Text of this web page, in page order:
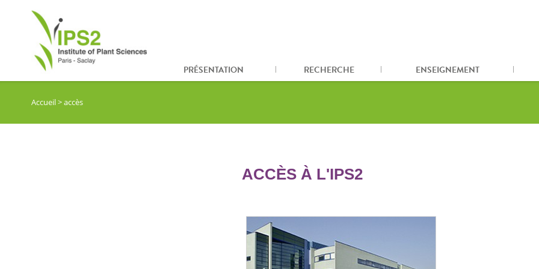
PRÉSENTATION RECHERCHE ENSEIGNEMENT
Accueil>accès
ACCÈS À L'IPS2